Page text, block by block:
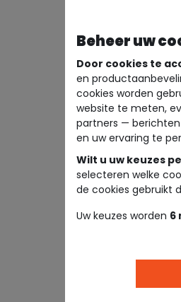
Beheer uw
Door cookies te
en
cookies worden
website te meten,
partners —
en uw ervaring te
Wilt u uw keuzes
selecteren welke
de cookies gebruikt
Uw keuzes worden 6